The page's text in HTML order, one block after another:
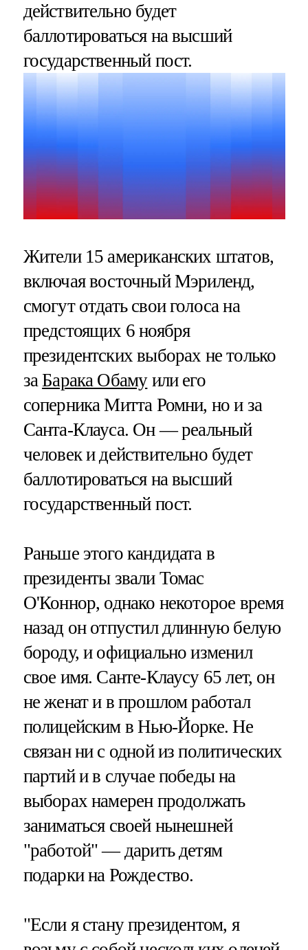
действительно будет
баллотироваться на высший
государственный пост.
Жители 15 американских штатов,
включая восточный Мэриленд,
смогут отдать свои голоса на
предстоящих 6 ноября
президентских выборах не только
за Барака Обамуили его
соперника Митта Ромни, но и за
Санта-Клауса. Он — реальный
человек и действительно будет
баллотироваться на высший
государственный пост.
Раньше этого кандидата в
президенты звали Томас
О'Коннор, однако некоторое время
назад он отпустил длинную белую
бороду, и официально изменил
свое имя. Санте-Клаусу 65 лет, он
не женат и в прошлом работал
полицейским в Нью-Йорке. Не
связан ни с одной из политических
партий и в случае победы на
выборах намерен продолжать
заниматься своей нынешней
"работой" — дарить детям
подарки на Рождество.
"Если я стану президентом, я